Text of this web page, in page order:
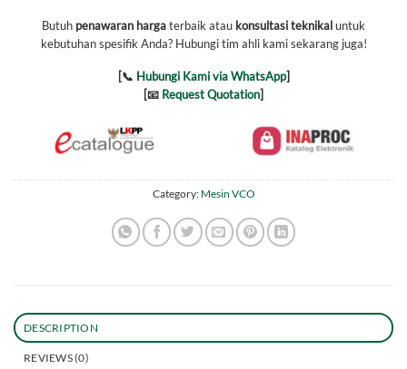
Butuh penawaran hargaterbaik atau konsultasi teknikaluntuk
kebutuhan spesifik Anda? Hubungi tim ahli kami sekarang juga!
[📞 Hubungi Kami via WhatsApp]
[📧 Request Quotation]
Category: Mesin VCO
DESCRIPTION
REVIEWS (0)